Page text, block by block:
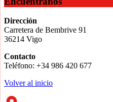
Dirección
Carretera de Bembrive 91
36214 Vigo
Contacto
Teléfono: +34 986 420 677
Volver al inicio